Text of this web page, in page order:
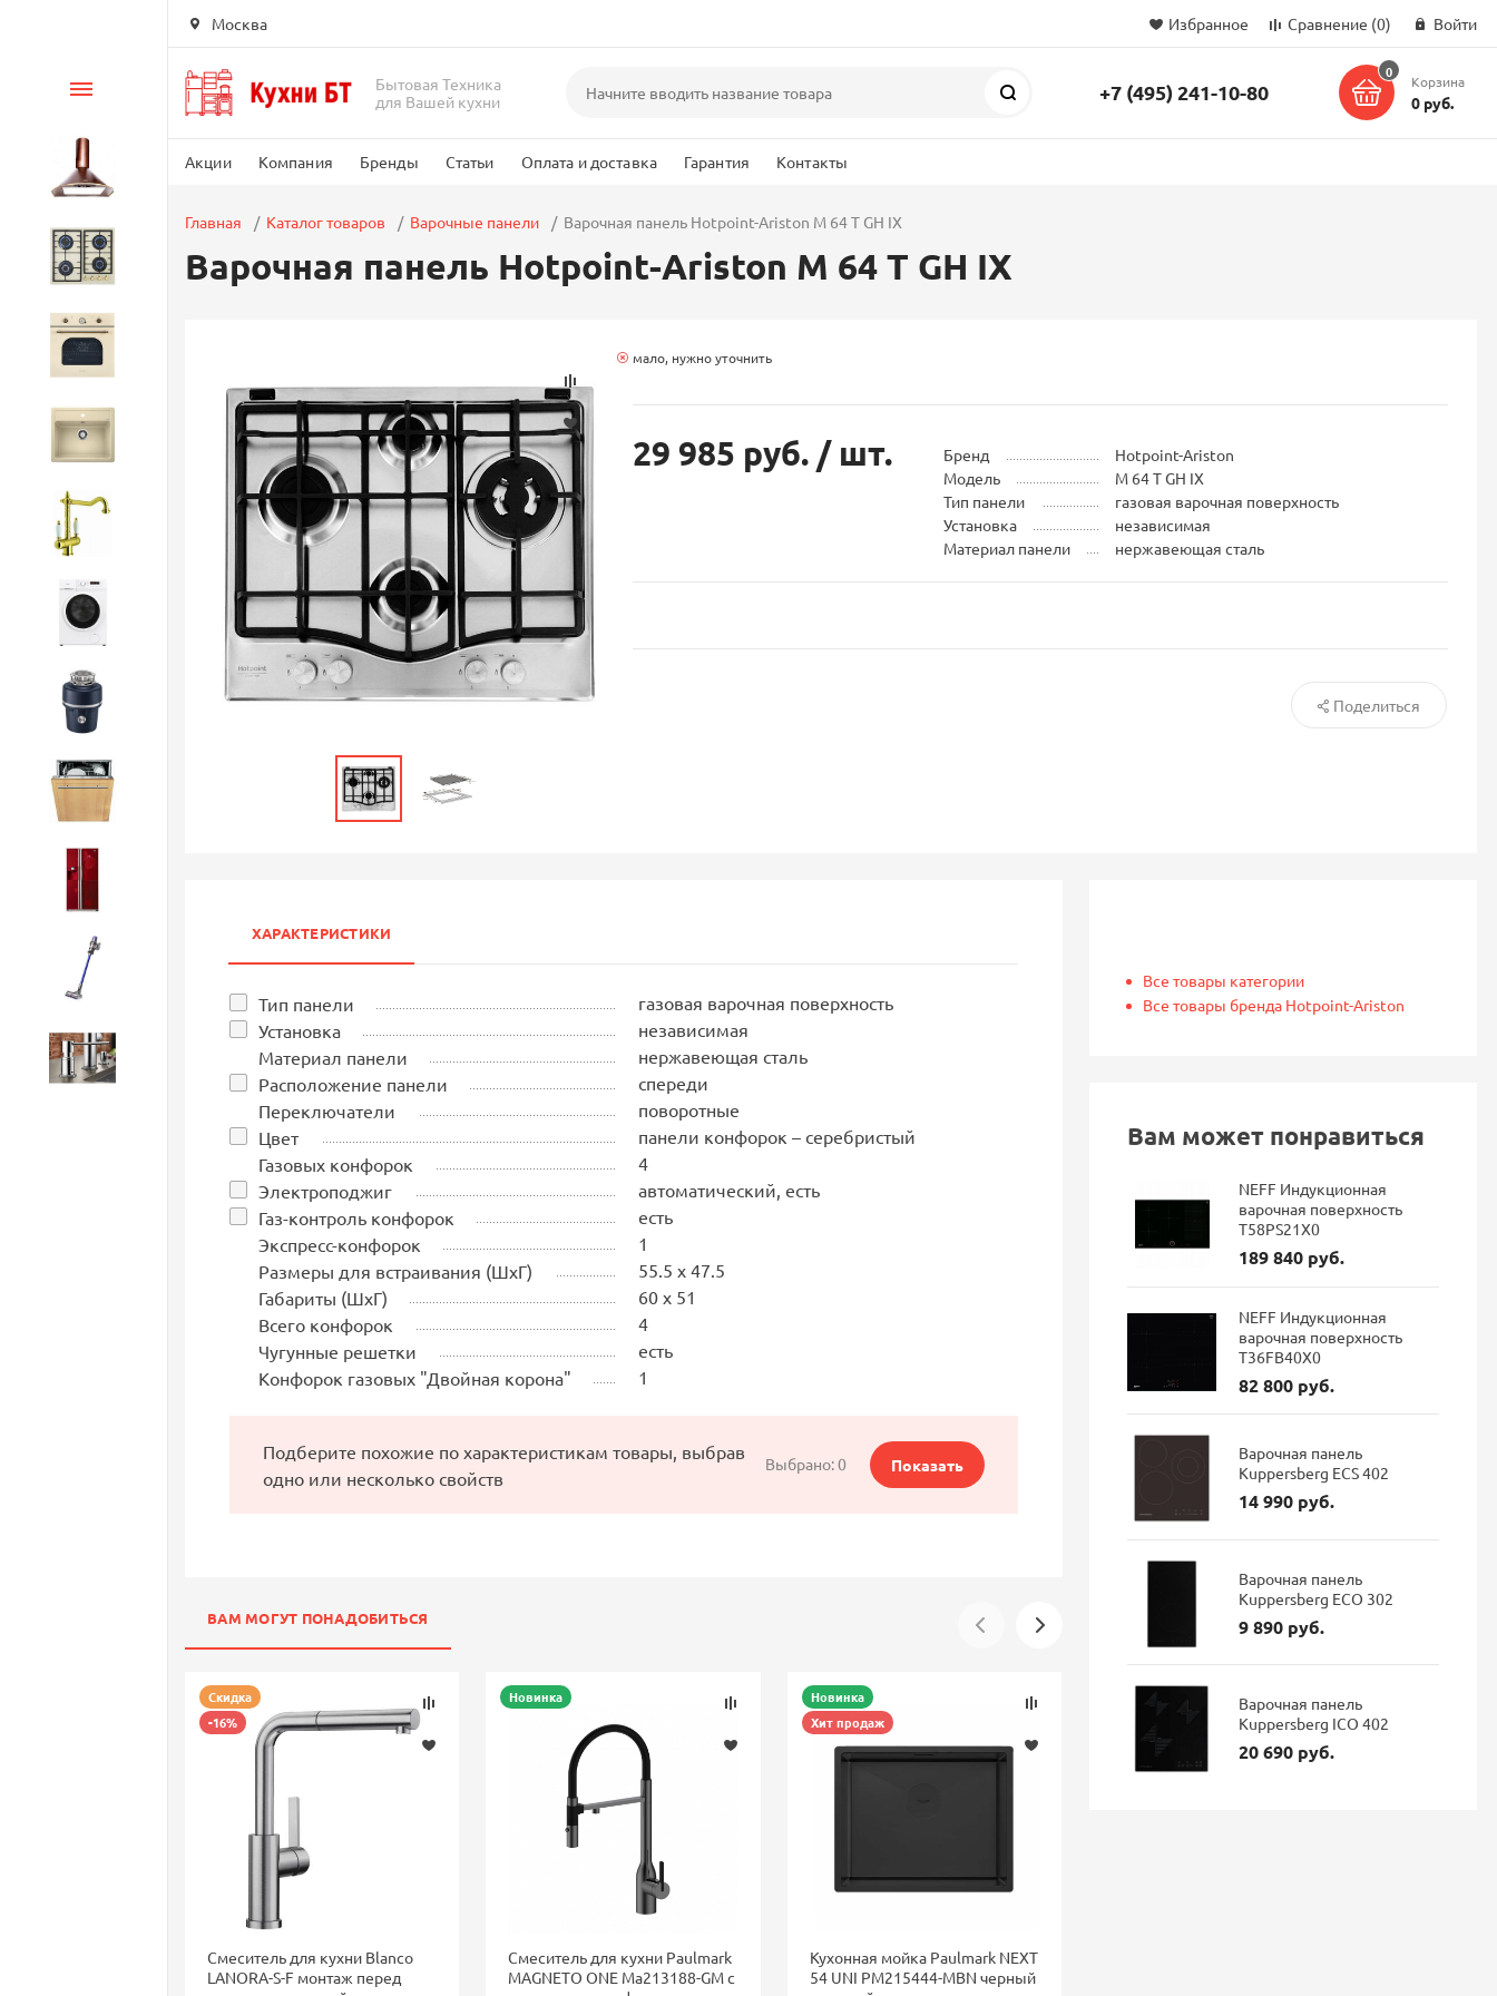
Москва Избранное Сравнение (0) Войти
Бытовая Техника
для Вашей кухни
Поиск +7 (495) 241-10-80
0
Корзина
0 руб.
Акции Компания Бренды Статьи Оплата и доставка Гарантия Контакты
Каталог
Вытяжки
Варочные панели
Кухонные мойки
Стиральные машины
Измельчители
Бытовая техника
Главная Каталог товаров Варочные панели Варочная панель Hotpoint-Ariston M 64 T GH IX
Варочная панель Hotpoint-Ariston M 64 T GH IX
мало, нужно уточнить
29 985 руб. / шт. Бренд
Hotpoint-Ariston
Модель
M 64 T GH IX
Тип панели
газовая варочная поверхность
Установка
независимая
Материал панели
нержавеющая сталь
Поделиться
ХАРАКТЕРИСТИКИ
Тип панели
газовая варочная поверхность
Установка
независимая
Материал панели
нержавеющая сталь
Расположение панели
спереди
Переключатели
поворотные
Цвет
панели конфорок – серебристый
Газовых конфорок
4
Электроподжиг
автоматический, есть
Газ-контроль конфорок
есть
Экспресс-конфорок
1
Размеры для встраивания (ШхГ)
55.5 x 47.5
Габариты (ШхГ)
60 x 51
Всего конфорок
4
Чугунные решетки
есть
Конфорок газовых "Двойная корона"
1
Подберите похожие по характеристикам товары, выбрав
одно или несколько свойств
Выбрано:0 Показать
ВАМ МОГУТ ПОНАДОБИТЬСЯ
Скидка
-16%
Смеситель для кухни Blanco
LANORA-S-F монтаж перед
Новинка
Смеситель для кухни Paulmark
MAGNETO ONE Ma213188-GM с
Новинка
Хит продаж
Кухонная мойка Paulmark NEXT
54 UNI PM215444-MBN черный
Все товары категории
Все товары бренда Hotpoint-Ariston
Вам может понравиться
NEFF Индукционная
варочная поверхность
T58PS21X0
189 840 руб.
NEFF Индукционная
варочная поверхность
T36FB40X0
82 800 руб.
Варочная панель
Kuppersberg ECS 402
14 990 руб.
Варочная панель
Kuppersberg ECO 302
9 890 руб.
Варочная панель
Kuppersberg ICO 402
20 690 руб.